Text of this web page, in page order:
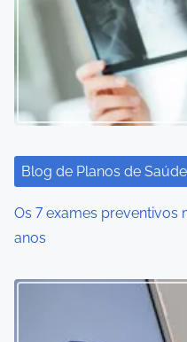
Blog de Planos de
Os 7 exames preventivos
anos